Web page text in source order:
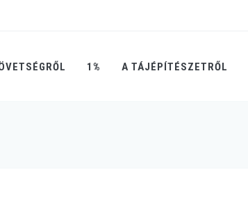
1% A TÁJÉPÍTÉSZETRŐL